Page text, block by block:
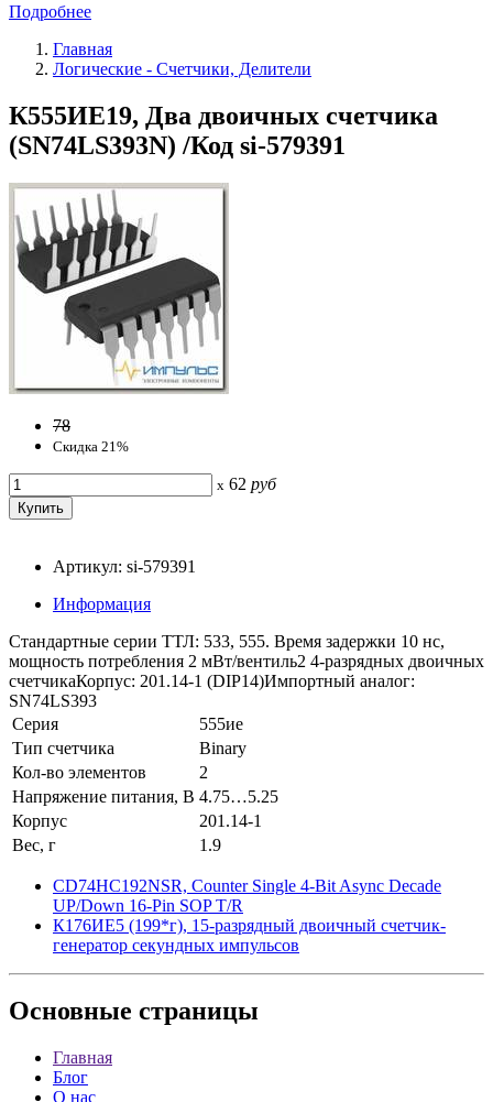
Подробнее
Главная
Логические - Счетчики, Делители
К555ИЕ19, Два двоичных счетчика
(SN74LS393N) /Код si-579391
78
Скидка 21%
x 62 руб
Артикул: si-579391
Информация
Стандартные серии ТТЛ: 533, 555. Время задержки 10 нс,
мощность потребления 2 мВт/вентиль2 4-разрядных двоичных
счетчикаКорпус: 201.14-1 (DIP14)Импортный аналог:
SN74LS393
Серия
555ие
Тип счетчика
Binary
Кол-во элементов
2
Напряжение питания, В 4.75…5.25
Корпус
201.14-1
Вес, г
1.9
CD74HC192NSR, Counter Single 4-Bit Async Decade
UP/Down 16-Pin SOP T/R
К176ИЕ5 (199*г), 15-разрядный двоичный счетчик-
генератор секундных импульсов
Основные страницы
Главная
Блог
О нас